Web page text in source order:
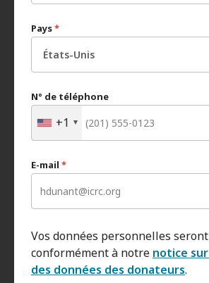
Pays*
N° de téléphone
+1
E-mail *
Vos données personnelles
conformément à notre notice
des données des donateurs.